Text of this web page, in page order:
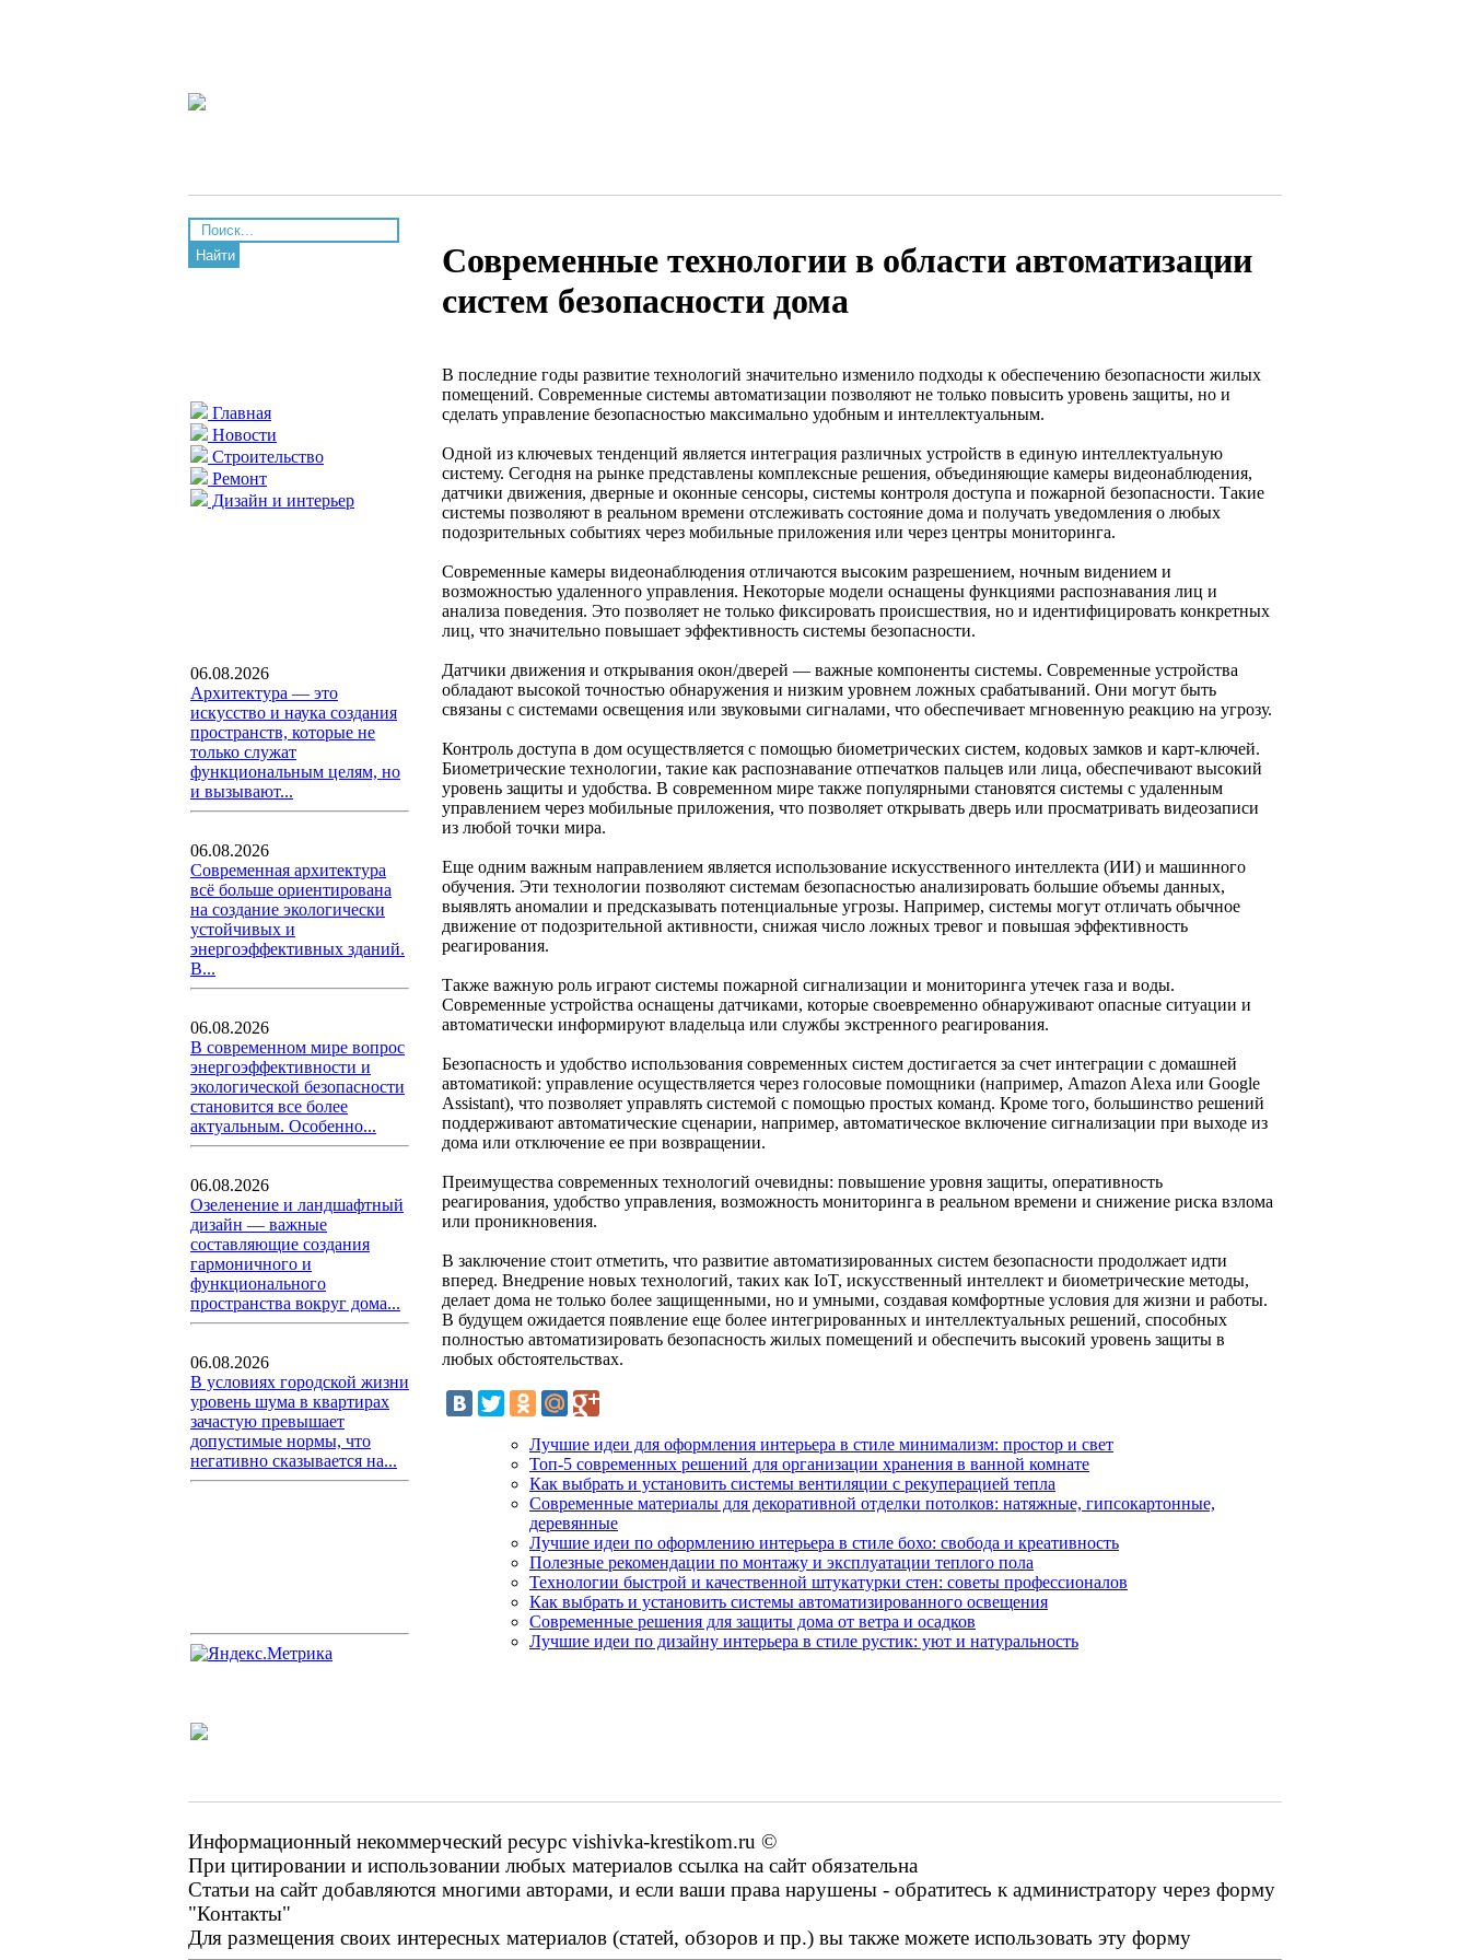
Найти
Главная
Новости
Строительство
Ремонт
Дизайн и интерьер
06.08.2026
Архитектура — это
искусство и наука создания
пространств, которые не
только служат
функциональным целям, но
и вызывают...
06.08.2026
Современная архитектура
всё больше ориентирована
на создание экологически
устойчивых и
энергоэффективных зданий.
В...
06.08.2026
В современном мире вопрос
энергоэффективности и
экологической безопасности
становится все более
актуальным. Особенно...
06.08.2026
Озеленение и ландшафтный
дизайн — важные
составляющие создания
гармоничного и
функционального
пространства вокруг дома...
06.08.2026
В условиях городской жизни
уровень шума в квартирах
зачастую превышает
допустимые нормы, что
негативно сказывается на...
Современные технологии в области автоматизации
систем безопасности дома
В последние годы развитие технологий значительно изменило подходы к обеспечению безопасности жилых
помещений. Современные системы автоматизации позволяют не только повысить уровень защиты, но и
сделать управление безопасностью максимально удобным и интеллектуальным.
Одной из ключевых тенденций является интеграция различных устройств в единую интеллектуальную
систему. Сегодня на рынке представлены комплексные решения, объединяющие камеры видеонаблюдения,
датчики движения, дверные и оконные сенсоры, системы контроля доступа и пожарной безопасности. Такие
системы позволяют в реальном времени отслеживать состояние дома и получать уведомления о любых
подозрительных событиях через мобильные приложения или через центры мониторинга.
Современные камеры видеонаблюдения отличаются высоким разрешением, ночным видением и
возможностью удаленного управления. Некоторые модели оснащены функциями распознавания лиц и
анализа поведения. Это позволяет не только фиксировать происшествия, но и идентифицировать конкретных
лиц, что значительно повышает эффективность системы безопасности.
Датчики движения и открывания окон/дверей — важные компоненты системы. Современные устройства
обладают высокой точностью обнаружения и низким уровнем ложных срабатываний. Они могут быть
связаны с системами освещения или звуковыми сигналами, что обеспечивает мгновенную реакцию на угрозу.
Контроль доступа в дом осуществляется с помощью биометрических систем, кодовых замков и карт-ключей.
Биометрические технологии, такие как распознавание отпечатков пальцев или лица, обеспечивают высокий
уровень защиты и удобства. В современном мире также популярными становятся системы с удаленным
управлением через мобильные приложения, что позволяет открывать дверь или просматривать видеозаписи
из любой точки мира.
Еще одним важным направлением является использование искусственного интеллекта (ИИ) и машинного
обучения. Эти технологии позволяют системам безопасностью анализировать большие объемы данных,
выявлять аномалии и предсказывать потенциальные угрозы. Например, системы могут отличать обычное
движение от подозрительной активности, снижая число ложных тревог и повышая эффективность
реагирования.
Также важную роль играют системы пожарной сигнализации и мониторинга утечек газа и воды.
Современные устройства оснащены датчиками, которые своевременно обнаруживают опасные ситуации и
автоматически информируют владельца или службы экстренного реагирования.
Безопасность и удобство использования современных систем достигается за счет интеграции с домашней
автоматикой: управление осуществляется через голосовые помощники (например, Amazon Alexa или Google
Assistant), что позволяет управлять системой с помощью простых команд. Кроме того, большинство решений
поддерживают автоматические сценарии, например, автоматическое включение сигнализации при выходе из
дома или отключение ее при возвращении.
Преимущества современных технологий очевидны: повышение уровня защиты, оперативность
реагирования, удобство управления, возможность мониторинга в реальном времени и снижение риска взлома
или проникновения.
В заключение стоит отметить, что развитие автоматизированных систем безопасности продолжает идти
вперед. Внедрение новых технологий, таких как IoT, искусственный интеллект и биометрические методы,
делает дома не только более защищенными, но и умными, создавая комфортные условия для жизни и работы.
В будущем ожидается появление еще более интегрированных и интеллектуальных решений, способных
полностью автоматизировать безопасность жилых помещений и обеспечить высокий уровень защиты в
любых обстоятельствах.
Лучшие идеи для оформления интерьера в стиле минимализм: простор и свет
Топ-5 современных решений для организации хранения в ванной комнате
Как выбрать и установить системы вентиляции с рекуперацией тепла
Современные материалы для декоративной отделки потолков: натяжные, гипсокартонные,
деревянные
Лучшие идеи по оформлению интерьера в стиле бохо: свобода и креативность
Полезные рекомендации по монтажу и эксплуатации теплого пола
Технологии быстрой и качественной штукатурки стен: советы профессионалов
Как выбрать и установить системы автоматизированного освещения
Современные решения для защиты дома от ветра и осадков
Лучшие идеи по дизайну интерьера в стиле рустик: уют и натуральность
Информационный некоммерческий ресурс vishivka-krestikom.ru ©
При цитировании и использовании любых материалов ссылка на сайт обязательна
Статьи на сайт добавляются многими авторами, и если ваши права нарушены - обратитесь к администратору через форму
"Контакты"
Для размещения своих интересных материалов (статей, обзоров и пр.) вы также можете использовать эту форму